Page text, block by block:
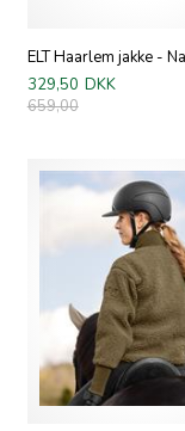
ELT Haarlem jakke -
329,50 DKK
659,00